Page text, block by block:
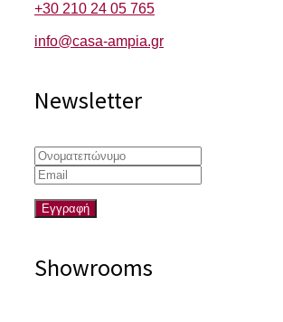
+30 210 24 05 765
info@casa-ampia.gr
Newsletter
Showrooms